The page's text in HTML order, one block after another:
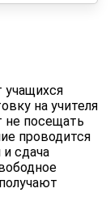
на учителя
не посещать
проводится
сдача